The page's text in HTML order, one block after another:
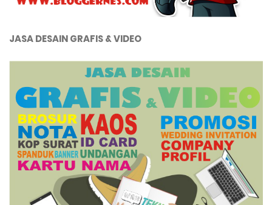
JASA DESAIN GRAFIS & VIDEO